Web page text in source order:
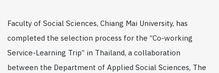
Faculty of Social Sciences, Chiang Mai University, has
completed the selection process for the “Co-working
Service-Learning Trip” in Thailand, a collaboration
between the Department of Applied Social Sciences, The